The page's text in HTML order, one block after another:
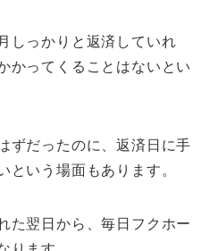
しっかりと返済していれ
かってくることはないとい
ずだったのに、返済日に手
という場面もあります。
た翌日から、毎日フクホー